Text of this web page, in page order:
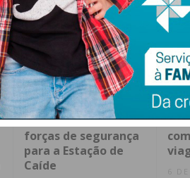
Falsa ameaça de
bomba mobilizou
meios de socorro e
forças de segurança
para a Estação de
Caíde
6